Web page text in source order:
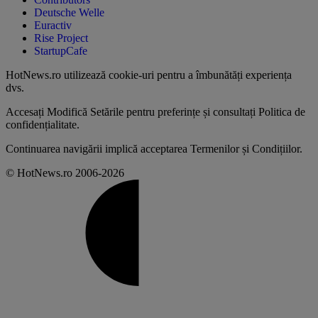
Deutsche Welle
Euractiv
Rise Project
StartupCafe
HotNews.ro utilizează cookie-uri pentru a îmbunătăți experiența
dvs.
Accesați Modifică Setările pentru preferințe și consultați Politica de
confidențialitate.
Continuarea navigării implică acceptarea Termenilor și Condițiilor.
© HotNews.ro 2006-2026